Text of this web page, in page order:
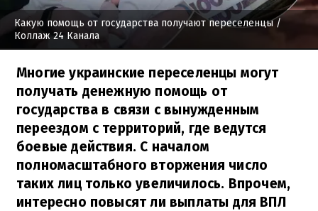
Какую помощь от государства получают переселенцы/
Коллаж 24 Канала
Многие украинские переселенцы могут
получать денежную помощь от
государства в связи с вынужденным
переездом с территорий, где ведутся
боевые действия. С началом
полномасштабного вторжения число
таких лиц только увеличилось. Впрочем,
интересно повысят ли выплаты для ВПЛ